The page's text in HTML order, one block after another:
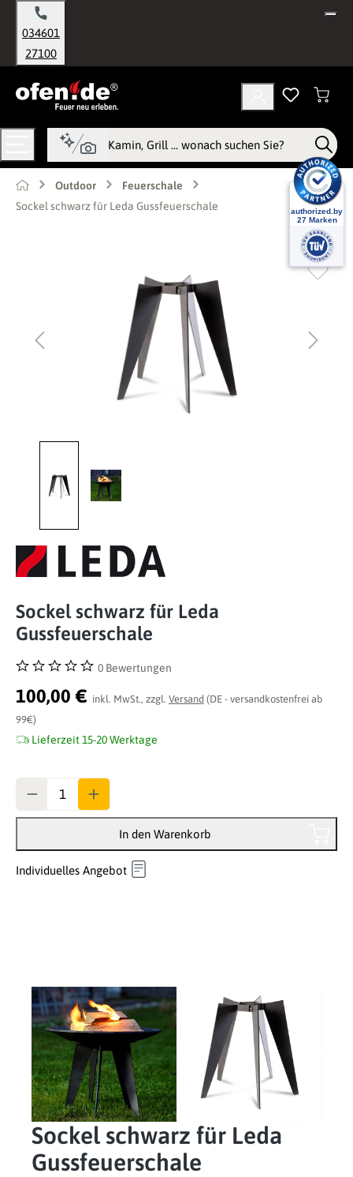
springen
034601
27100
Outdoor
Feuerschale
Sockel schwarz für Leda Gussfeuerschale
Sockel schwarz für Leda
Gussfeuerschale
Durchschnittliche Bewertung von 0 von 5 Sternen
0 Bewertungen
100,00 € inkl. MwSt., zzgl. Versand (DE - versandkostenfrei ab
99€)
Lieferzeit 15-20 Werktage
In den Warenkorb
Individuelles Angebot
Sockel schwarz für Leda
Gussfeuerschale